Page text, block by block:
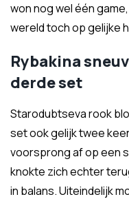
won nog wel één
wereld toch op gelijke
Rybakina
derde set
Starodubtseva rook
set ook gelijk twee
voorsprong af op een
knokte zich echter
in balans. Uiteindelijk